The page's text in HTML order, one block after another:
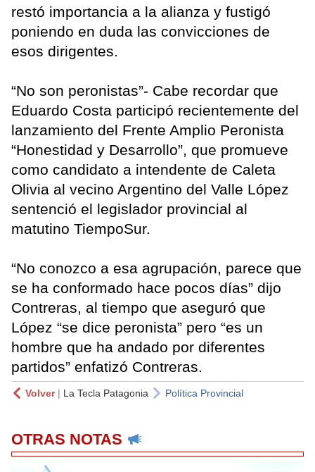
restó importancia a la alianza y fustigó
poniendo en duda las convicciones de
esos dirigentes.
“No son peronistas”- Cabe recordar que
Eduardo Costa participó recientemente del
lanzamiento del Frente Amplio Peronista
“Honestidad y Desarrollo”, que promueve
como candidato a intendente de Caleta
Olivia al vecino Argentino del Valle López
sentenció el legislador provincial al
matutino TiempoSur.
“No conozco a esa agrupación, parece que
se ha conformado hace pocos días” dijo
Contreras, al tiempo que aseguró que
López “se dice peronista” pero “es un
hombre que ha andado por diferentes
partidos” enfatizó Contreras.
Volver| La Tecla Patagonia Política Provincial
OTRAS NOTAS